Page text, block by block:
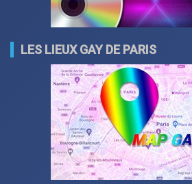
LES LIEUX GAY DE PARIS